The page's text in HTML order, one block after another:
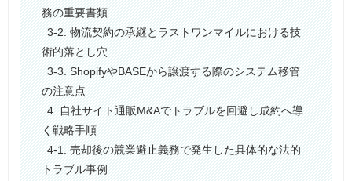
務の重要書類
3-2. 物流契約の承継とラストワンマイルにおける技
術的落とし穴
3-3. ShopifyやBASEから譲渡する際のシステム移管
の注意点
4. 自社サイト通販M&Aでトラブルを回避し成約へ導
く戦略手順
4-1. 売却後の競業避止義務で発生した具体的な法的
トラブル事例